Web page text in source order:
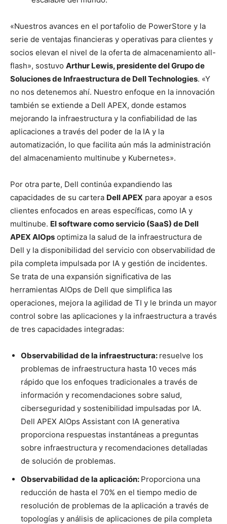
«Nuestros avances en el portafolio de PowerStore y la
serie de ventajas financieras y operativas para clientes y
socios elevan el nivel de la oferta de almacenamiento all-
flash», sostuvo Arthur Lewis, presidente del Grupo de
Soluciones de Infraestructura de Dell Technologies. «Y
no nos detenemos ahí. Nuestro enfoque en la innovación
también se extiende a Dell APEX, donde estamos
mejorando la infraestructura y la confiabilidad de las
aplicaciones a través del poder de la IA y la
automatización, lo que facilita aún más la administración
del almacenamiento multinube y Kubernetes».
Por otra parte, Dell continúa expandiendo las
capacidades de su cartera Dell APEX para apoyar a esos
clientes enfocados en areas específicas, como IA y
multinube. El software como servicio (SaaS) de Dell
APEX AIOps optimiza la salud de la infraestructura de
Dell y la disponibilidad del servicio con observabilidad de
pila completa impulsada por IA y gestión de incidentes.
Se trata de una expansión significativa de las
herramientas AIOps de Dell que simplifica las
operaciones, mejora la agilidad de TI y le brinda un mayor
control sobre las aplicaciones y la infraestructura a través
de tres capacidades integradas:
Observabilidad de la infraestructura: resuelve los
problemas de infraestructura hasta 10 veces más
rápido que los enfoques tradicionales a través de
información y recomendaciones sobre salud,
ciberseguridad y sostenibilidad impulsadas por IA.
Dell APEX AIOps Assistant con IA generativa
proporciona respuestas instantáneas a preguntas
sobre infraestructura y recomendaciones detalladas
de solución de problemas.
Observabilidad de la aplicación: Proporciona una
reducción de hasta el 70% en el tiempo medio de
resolución de problemas de la aplicación a través de
topologías y análisis de aplicaciones de pila completa